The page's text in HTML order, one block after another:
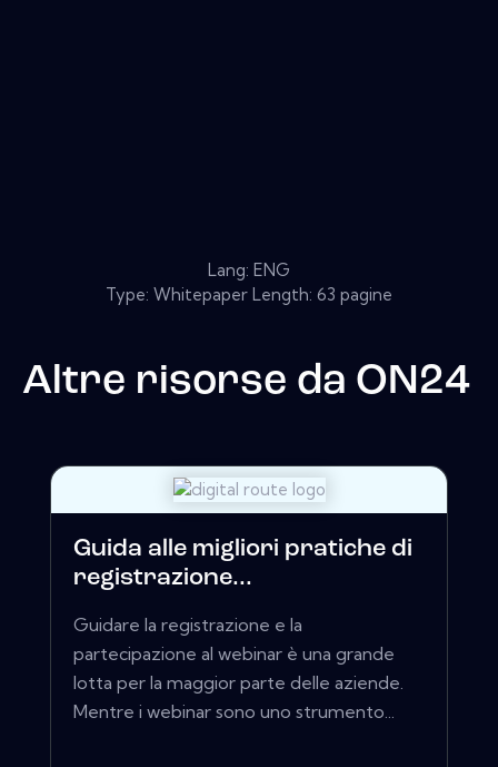
Lang: ENG
Type: Whitepaper Length: 63 pagine
Altre risorse da ON24
Guida alle migliori pratiche di
registrazione...
Guidare la registrazione e la
partecipazione al webinar è una grande
lotta per la maggior parte delle aziende.
Mentre i webinar sono uno strumento...